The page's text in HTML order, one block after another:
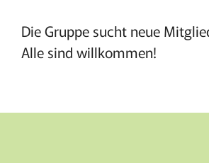
Die Gruppe sucht neue
Alle sind willkommen!